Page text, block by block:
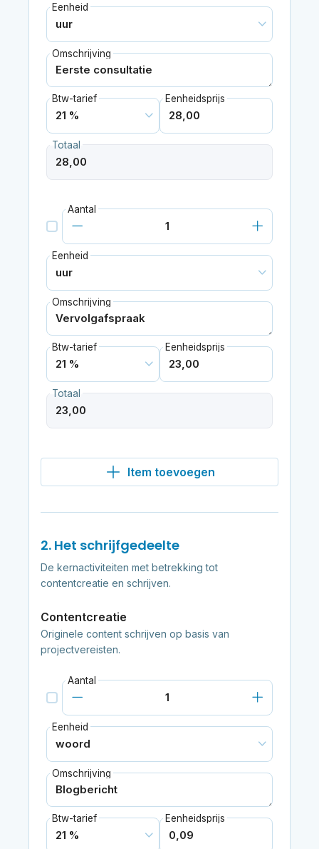
Eenheid
Omschrijving
Btw-tarief Eenheidsprijs
Totaal
Aantal
Eenheid
Omschrijving
Btw-tarief Eenheidsprijs
Totaal
Item toevoegen
2. Het schrijfgedeelte
De kernactiviteiten met betrekking tot
contentcreatie en schrijven.
Contentcreatie
Originele content schrijven op basis van
projectvereisten.
Aantal
Eenheid
Omschrijving
Btw-tarief Eenheidsprijs